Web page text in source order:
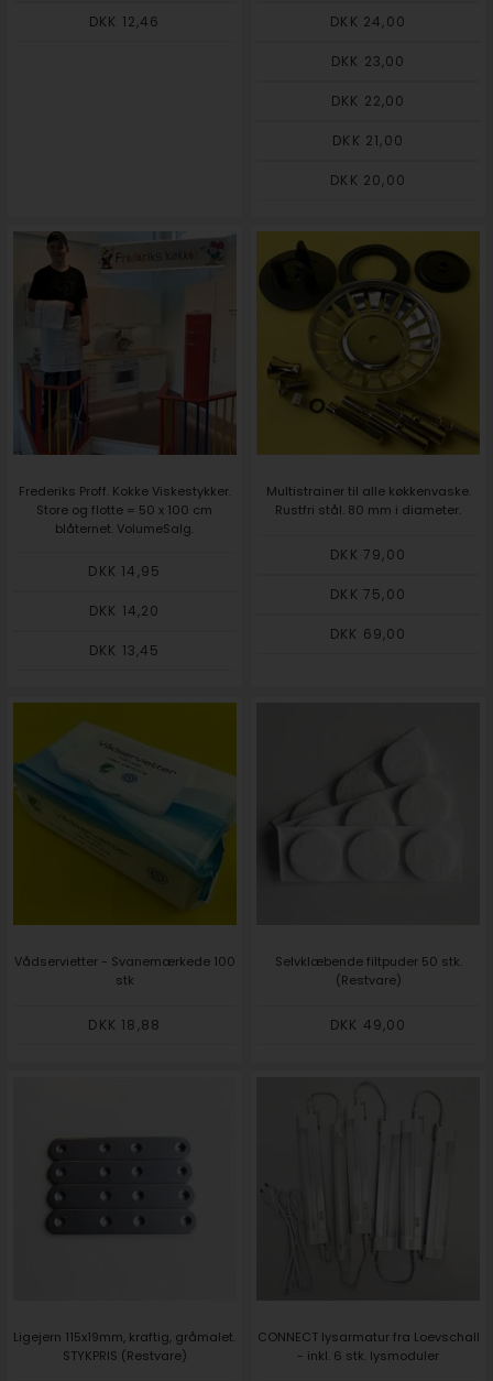
DKK 12,46 DKK 24,00
DKK 23,00
DKK 22,00
DKK 21,00
DKK 20,00
Frederiks Proff. Kokke Viskestykker.
Store og flotte = 50 x 100 cm
blåternet. VolumeSalg.
DKK 14,95
DKK 14,20
DKK 13,45
Multistrainer til alle køkkenvaske.
Rustfri stål. 80 mm i diameter.
DKK 79,00
DKK 75,00
DKK 69,00
Vådservietter - Svanemærkede 100
stk
DKK 18,88
Selvklæbende filtpuder 50 stk.
(Restvare)
DKK 49,00
Ligejern 115x19mm, kraftig, gråmalet.
STYKPRIS (Restvare)
CONNECT lysarmatur fra Loevschall
- inkl. 6 stk. lysmoduler